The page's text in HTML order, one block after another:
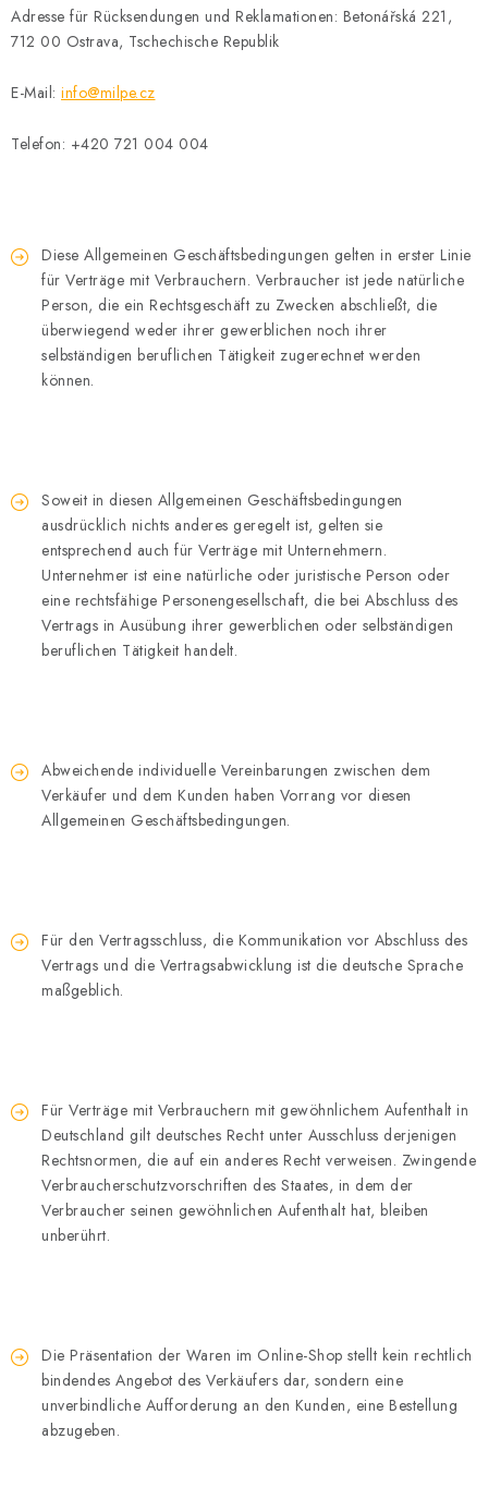
Adresse für Rücksendungen und Reklamationen: Betonářská 221,
712 00 Ostrava, Tschechische Republik
E-Mail: info@milpe.cz
Telefon: +420 721 004 004
Diese Allgemeinen Geschäftsbedingungen gelten in erster Linie
für Verträge mit Verbrauchern. Verbraucher ist jede natürliche
Person, die ein Rechtsgeschäft zu Zwecken abschließt, die
überwiegend weder ihrer gewerblichen noch ihrer
selbständigen beruflichen Tätigkeit zugerechnet werden
können.
Soweit in diesen Allgemeinen Geschäftsbedingungen
ausdrücklich nichts anderes geregelt ist, gelten sie
entsprechend auch für Verträge mit Unternehmern.
Unternehmer ist eine natürliche oder juristische Person oder
eine rechtsfähige Personengesellschaft, die bei Abschluss des
Vertrags in Ausübung ihrer gewerblichen oder selbständigen
beruflichen Tätigkeit handelt.
Abweichende individuelle Vereinbarungen zwischen dem
Verkäufer und dem Kunden haben Vorrang vor diesen
Allgemeinen Geschäftsbedingungen.
Für den Vertragsschluss, die Kommunikation vor Abschluss des
Vertrags und die Vertragsabwicklung ist die deutsche Sprache
maßgeblich.
Für Verträge mit Verbrauchern mit gewöhnlichem Aufenthalt in
Deutschland gilt deutsches Recht unter Ausschluss derjenigen
Rechtsnormen, die auf ein anderes Recht verweisen. Zwingende
Verbraucherschutzvorschriften des Staates, in dem der
Verbraucher seinen gewöhnlichen Aufenthalt hat, bleiben
unberührt.
Die Präsentation der Waren im Online-Shop stellt kein rechtlich
bindendes Angebot des Verkäufers dar, sondern eine
unverbindliche Aufforderung an den Kunden, eine Bestellung
abzugeben.